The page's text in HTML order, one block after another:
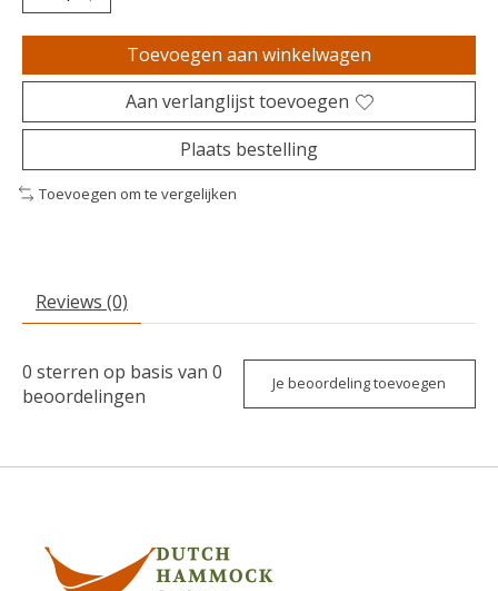
Toevoegen aan winkelwagen
Aan verlanglijst toevoegen
Plaats bestelling
Toevoegen om te vergelijken
Reviews (0)
0 sterren op basis van 0
beoordelingen
Je beoordeling toevoegen